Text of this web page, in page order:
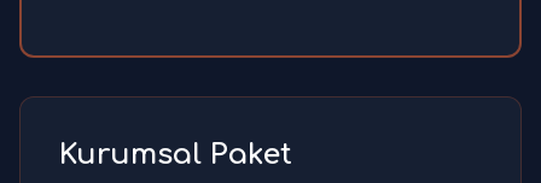
Kurumsal Paket